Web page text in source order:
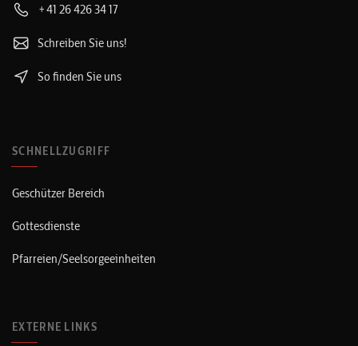
+41 26 426 34 17
Schreiben Sie uns!
So finden Sie uns
SCHNELLZUGRIFF
Geschützer Bereich
Gottesdienste
Pfarreien/Seelsorgeeinheiten
EXTERNE LINKS